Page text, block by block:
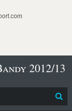
2012/13